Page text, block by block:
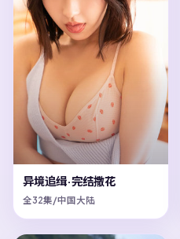
异境追缉·完结撒花
全32集/中国大陆